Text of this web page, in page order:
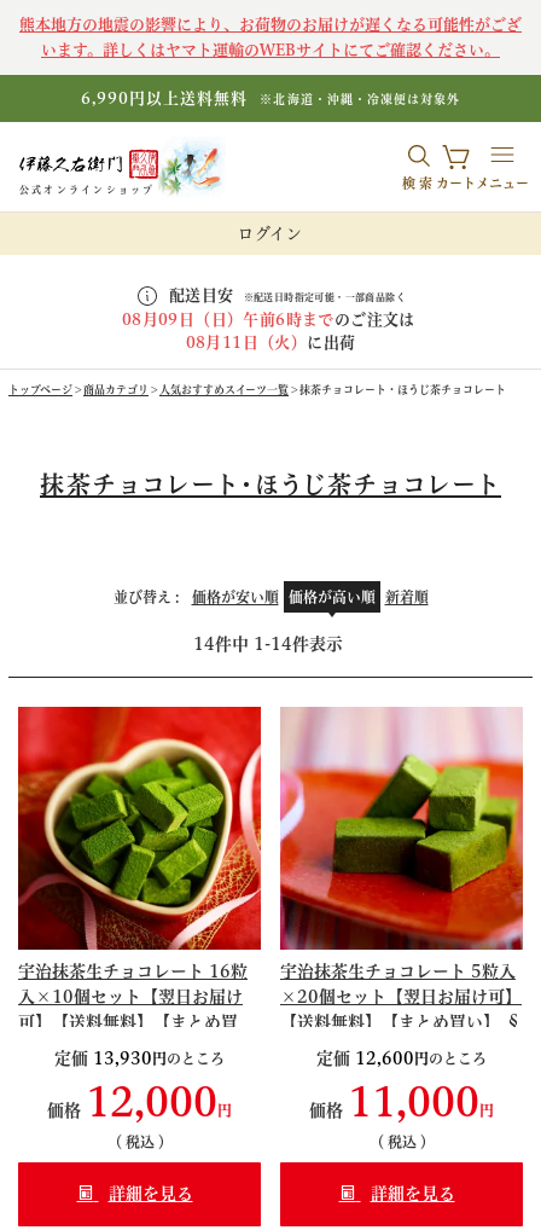
熊本地方の地震の影響により、お荷物のお届けが遅くなる可能性がござ
います。詳しくはヤマト運輸のWEBサイトにてご確認ください。
6,990円以上送料無料 ※北海道・沖縄・冷凍便は対象外
公式オンラインショップ 検索 カート メニュー
ログイン
配送目安 ※配送日時指定可能・一部商品除く
08月09日（日）午前6時までのご注文は
08月11日（火） に出荷
トップページ 商品カテゴリ 人気おすすめスイーツ一覧 抹茶チョコレート・ほうじ茶チョコレート
抹茶チョコレート・ほうじ茶チョコレート
並び替え 価格が安い順 価格が高い順 新着順
14件中 1 -14件表示
宇治抹茶生チョコレート 16粒
入×10個セット【翌日お届け
可】【送料無料】【まとめ買
い】 § 【賞味期限約30日間】
S99191323
定価 13,930 のところ
価格 12,000
税込
詳細を見る
宇治抹茶生チョコレート 5粒入
×20個セット【翌日お届け可】
【送料無料】【まとめ買い】 §
【賞味期限約30日間】 抹茶ス
S99390868
定価 12,600 のところ
価格 11,000
税込
詳細を見る